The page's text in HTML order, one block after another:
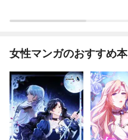
女性マンガのおすすめ本